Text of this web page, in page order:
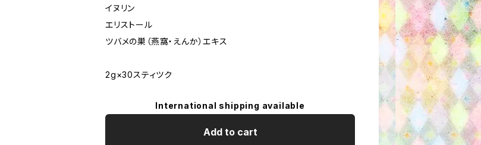
イヌリン
エリストール
ツバメの巣（燕窩・えんか）エキス
2g×30スティツク
International shipping available
Add to cart